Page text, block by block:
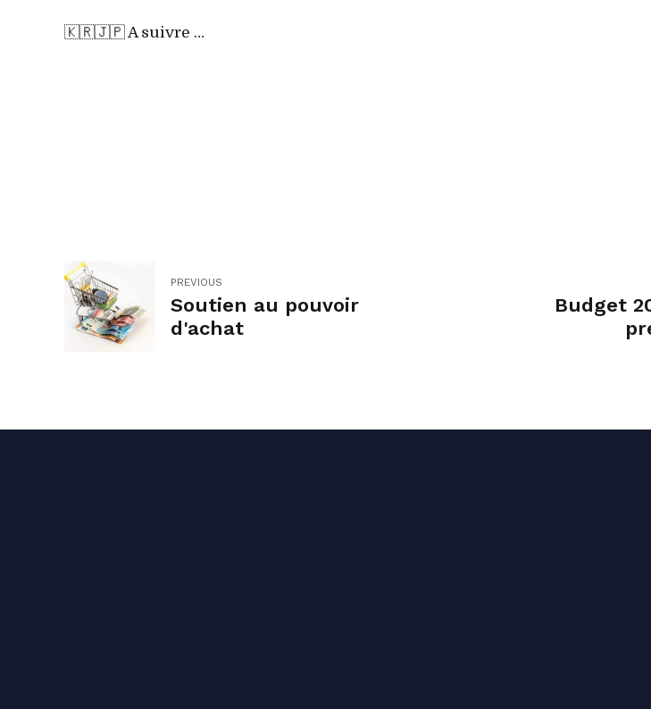
🇰🇷🇯🇵 A suivre …
PREVIOUS
Soutien au pouvoir
d'achat
Budget